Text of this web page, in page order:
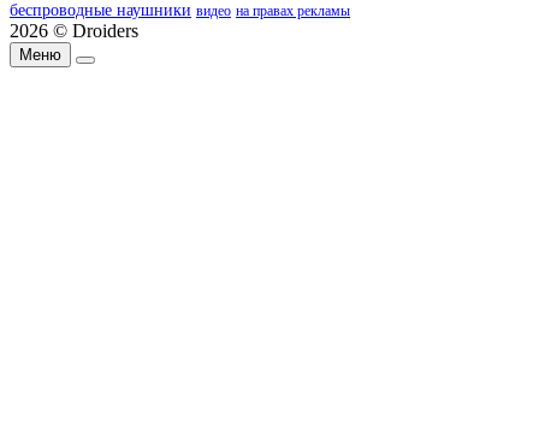
беспроводные наушники видео на правах рекламы
2026 © Droiders
Меню